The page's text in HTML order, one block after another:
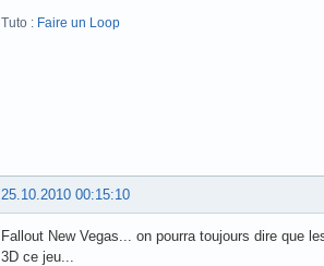
Tuto : Faire un Loop
25.10.2010 00:15:10
Fallout New Vegas... on pourra toujours dire que
3D ce jeu...